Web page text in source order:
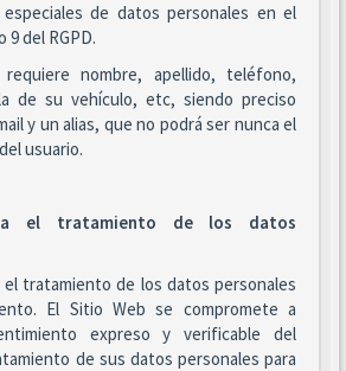
de datos personales en el
del RGPD.
nombre, apellido, teléfono,
de su vehículo, etc, siendo preciso
y un alias, que no podrá ser nunca el
usuario.
el tratamiento de los datos
el tratamiento de los datos personales
El Sitio Web se compromete a
expreso y verificable del
de sus datos personales para